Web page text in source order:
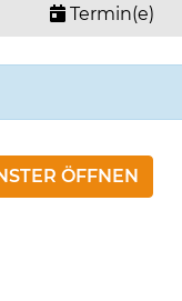
Termin(e)
ÖFFNEN